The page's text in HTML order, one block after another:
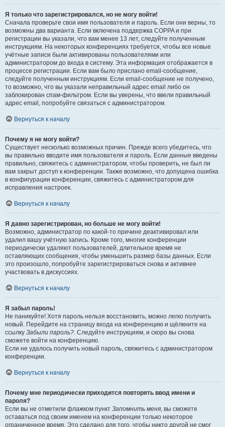
Я только что зарегистрировался, но не могу войти!
Сначала проверьте свои имя пользователя и пароль. Если они верны, то
возможны два варианта. Если включена поддержка COPPA и при
регистрации вы указали, что вам менее 13 лет, следуйте полученным
инструкциям. На некоторых конференциях требуется, чтобы все новые
учётные записи были активированы пользователями или
администратором до входа в систему. Эта информация отображается в
процессе регистрации. Если вам было прислано email-сообщение,
следуйте полученным инструкциям. Если email-сообщение не получено,
то возможно, что вы указали неправильный адрес email либо он
заблокирован спам-фильтром. Если вы уверены, что ввели правильный
адрес email, попробуйте связаться с администратором.
Вернуться к началу
Почему я не могу войти?
Существует несколько возможных причин. Прежде всего убедитесь, что
вы правильно вводите имя пользователя и пароль. Если данные введены
правильно, свяжитесь с администратором, чтобы проверить, не был ли
вам закрыт доступ к конференции. Также возможно, что допущена ошибка
в конфигурации конференции, свяжитесь с администратором для
исправления настроек.
Вернуться к началу
Я давно зарегистрирован, но больше не могу войти!
Возможно, администратор по какой-то причине деактивировал или
удалил вашу учётную запись. Кроме того, многие конференции
периодически удаляют пользователей, длительное время не
оставляющих сообщения, чтобы уменьшить размер базы данных. Если
это произошло, попробуйте зарегистрироваться снова и активнее
участвовать в дискуссиях.
Вернуться к началу
Я забыл пароль!
Не паникуйте! Хотя пароль нельзя восстановить, можно легко получить
новый. Перейдите на страницу входа на конференцию и щёлкните на
ссылку Забыли пароль?. Следуйте инструкциям, и скоро вы снова
сможете войти на конференцию.
Если не удалось получить новый пароль, свяжитесь с администратором
конференции.
Вернуться к началу
Почему мне периодически приходится повторять ввод имени и
пароля?
Если вы не отметили флажком пункт Запомнить меня, вы сможете
оставаться под своим именем на конференции только некоторое
ограниченное время. Это сделано для того, чтобы никто другой не смог